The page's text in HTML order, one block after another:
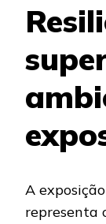
A
representa